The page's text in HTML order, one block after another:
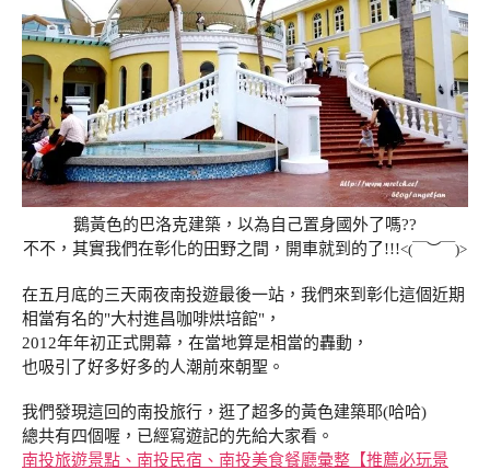
鵝黃色的巴洛克建築，以為自己置身國外了嗎??
不不，其實我們在彰化的田野之間，開車就到的了!!!<( ￣︶￣ )>
在五月底的三天兩夜南投遊最後一站，我們來到彰化這個近期
相當有名的"大村進昌咖啡烘培館"，
2012年年初正式開幕，在當地算是相當的轟動，
也吸引了好多好多的人潮前來朝聖。
我們發現這回的南投旅行，逛了超多的黃色建築耶(哈哈)
總共有四個喔，已經寫遊記的先給大家看。
南投旅遊景點、南投民宿、南投美食餐廳彙整【推薦必玩景